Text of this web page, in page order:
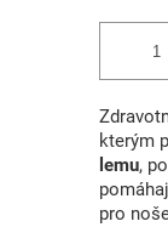
kterým
lemu,
pro